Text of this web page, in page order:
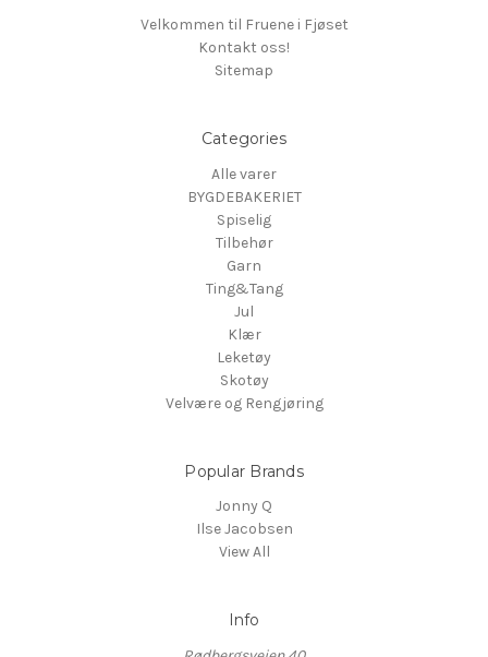
Velkommen til Fruene i Fjøset
Kontakt oss!
Sitemap
Categories
Alle varer
BYGDEBAKERIET
Spiselig
Tilbehør
Garn
Ting&Tang
Jul
Klær
Leketøy
Skotøy
Velvære og Rengjøring
Popular Brands
Jonny Q
Ilse Jacobsen
View All
Info